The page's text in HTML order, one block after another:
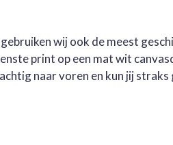
wij ook de meest
print op een mat wit
naar voren en kun jij straks